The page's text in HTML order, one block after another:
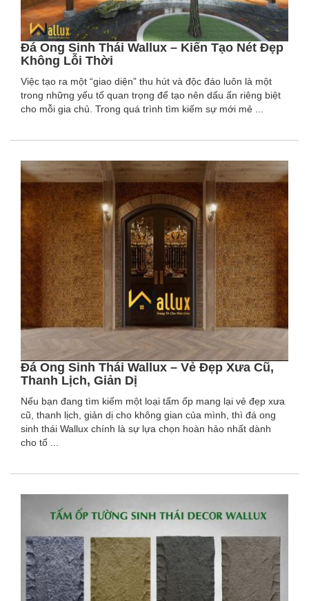
Đá Ong Sinh Thái Wallux – Kiến Tạo Nét Đẹp
Không Lỗi Thời
Việc tạo ra một “giao diện” thu hút và độc đáo luôn là một
trong những yếu tố quan trọng để tạo nên dấu ấn riêng biệt
cho mỗi gia chủ. Trong quá trình tìm kiếm sự mới mẻ ...
Đá Ong Sinh Thái Wallux – Vẻ Đẹp Xưa Cũ,
Thanh Lịch, Giản Dị
Nếu bạn đang tìm kiếm một loại tấm ốp mang lại vẻ đẹp xưa
cũ, thanh lịch, giản dị cho không gian của mình, thì đá ong
sinh thái Wallux chính là sự lựa chọn hoàn hảo nhất dành
cho tổ ...